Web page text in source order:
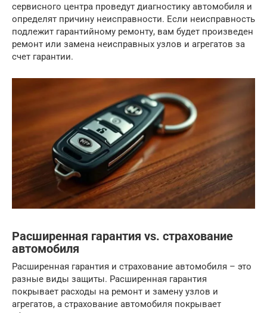
сервисного центра проведут диагностику автомобиля и
определят причину неисправности. Если неисправность
подлежит гарантийному ремонту, вам будет произведен
ремонт или замена неисправных узлов и агрегатов за
счет гарантии.
Расширенная гарантия vs. страхование
автомобиля
Расширенная гарантия и страхование автомобиля – это
разные виды защиты. Расширенная гарантия
покрывает расходы на ремонт и замену узлов и
агрегатов, а страхование автомобиля покрывает